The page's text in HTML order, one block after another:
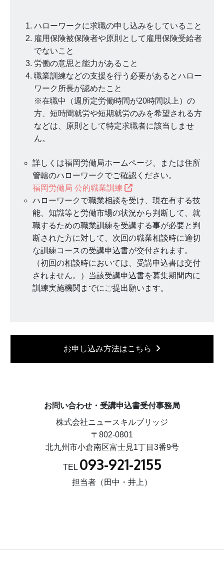
ハローワークに求職の申し込みをしていること
雇用保険被保険者や原則として雇用保険受給者
でないこと
労働の意思と能力があること
職業訓練などの支援を行う必要があるとハロー
ワーク所長が認めたこと
※在職中（週所定労働時間が20時間以上）の
方、短時間就労や短期就労のみを希望される方
などは、原則として特定求職者に該当しませ
ん。
詳しくは福岡労働局ホームページ、または住所
管轄のハローワークでご確認ください。
福岡労働局 公的職業訓練
ハローワークで職業相談を受け、現在有する技
能、知識等と労働市場の状況から判断して、就
職するための職業訓練を受講する事が必要と判
断された方に対して、次回の職業相談時に適切
な訓練コースの受講申込書が交付されます。
（初回の相談時においては、受講申込書は交付
されません。）当該受講申込書を募集期間内に
訓練実施機関までにご提出願います。
お申し込み方法はこちら
お問い合わせ・受講申込書受付事務局
株式会社ニュースキルブリッジ
〒802-0801
北九州市小倉南区富士見1丁目3番9号
TEL 093-921-2155
担当者（田中・井上）